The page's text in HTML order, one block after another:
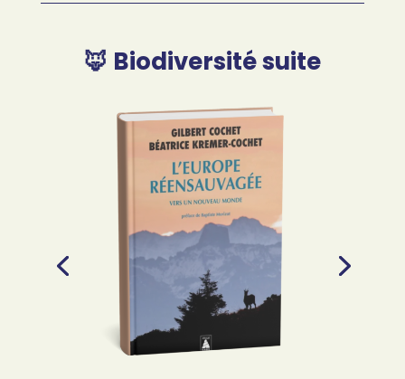
🦊 Biodiversité suite